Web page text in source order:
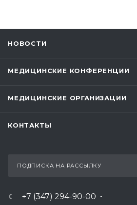
НОВОСТИ
МЕДИЦИНСКИЕ КОНФЕРЕНЦИИ
МЕДИЦИНСКИЕ ОРГАНИЗАЦИИ
КОНТАКТЫ
ПОДПИСКА НА РАССЫЛКУ
+7 (347) 294-90-00